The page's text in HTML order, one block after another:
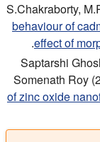
S.Chakraborty,
behaviour of
effect of
Saptarshi
Somenath Roy
of zinc oxide